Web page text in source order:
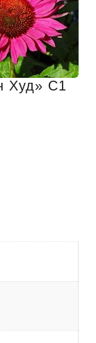
Худ» С1